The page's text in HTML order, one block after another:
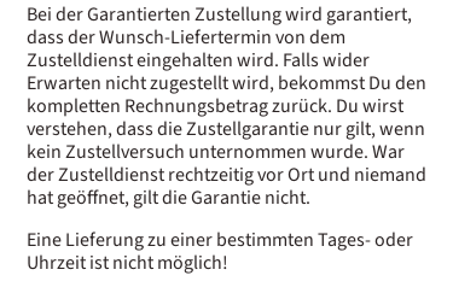
Bei der Garantierten Zustellung wird garantiert,
dass der Wunsch-Liefertermin von dem
Zustelldienst eingehalten wird. Falls wider
Erwarten nicht zugestellt wird, bekommst Du den
kompletten Rechnungsbetrag zurück. Du wirst
verstehen, dass die Zustellgarantie nur gilt, wenn
kein Zustellversuch unternommen wurde. War
der Zustelldienst rechtzeitig vor Ort und niemand
hat geöffnet, gilt die Garantie nicht.
Eine Lieferung zu einer bestimmten Tages- oder
Uhrzeit ist nicht möglich!